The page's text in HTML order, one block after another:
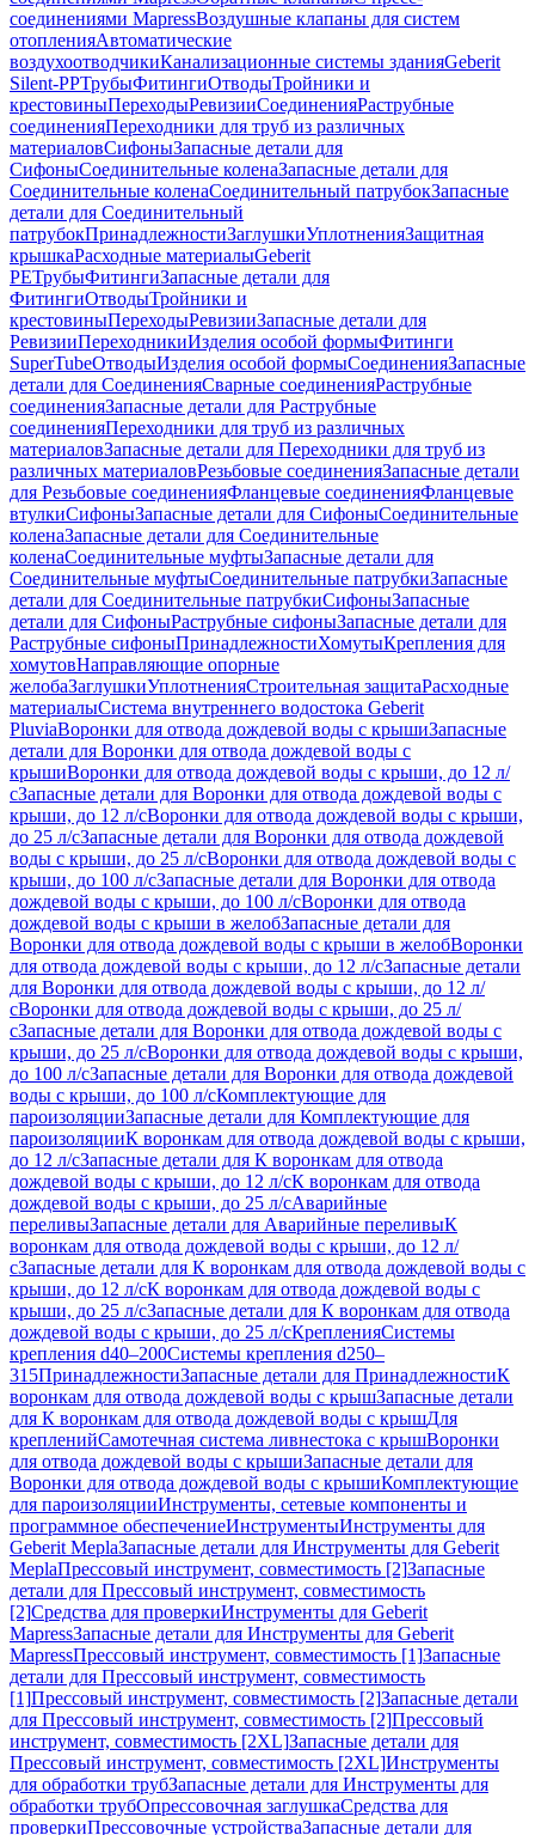
соединениями MapressВоздушные клапаны для систем
отопленияАвтоматические
воздухоотводчикиКанализационные системы зданияGeberit
Silent-PPТрубыФитингиОтводыТройники и
крестовиныПереходыРевизииСоединенияРаструбные
соединенияПереходники для труб из различных
материаловСифоныЗапасные детали для
СифоныСоединительные коленаЗапасные детали для
Соединительные коленаСоединительный патрубокЗапасные
детали для Соединительный
патрубокПринадлежностиЗаглушкиУплотненияЗащитная
крышкаРасходные материалыGeberit
PEТрубыФитингиЗапасные детали для
ФитингиОтводыТройники и
крестовиныПереходыРевизииЗапасные детали для
РевизииПереходникиИзделия особой формыФитинги
SuperTubeОтводыИзделия особой формыСоединенияЗапасные
детали для СоединенияСварные соединенияРаструбные
соединенияЗапасные детали для Раструбные
соединенияПереходники для труб из различных
материаловЗапасные детали для Переходники для труб из
различных материаловРезьбовые соединенияЗапасные детали
для Резьбовые соединенияФланцевые соединенияФланцевые
втулкиСифоныЗапасные детали для СифоныСоединительные
коленаЗапасные детали для Соединительные
коленаСоединительные муфтыЗапасные детали для
Соединительные муфтыСоединительные патрубкиЗапасные
детали для Соединительные патрубкиСифоныЗапасные
детали для СифоныРаструбные сифоныЗапасные детали для
Раструбные сифоныПринадлежностиХомутыКрепления для
хомутовНаправляющие опорные
желобаЗаглушкиУплотненияСтроительная защитаРасходные
материалыСистема внутреннего водостока Geberit
PluviaВоронки для отвода дождевой воды с крышиЗапасные
детали для Воронки для отвода дождевой воды с
крышиВоронки для отвода дождевой воды с крыши, до 12 л/
сЗапасные детали для Воронки для отвода дождевой воды с
крыши, до 12 л/сВоронки для отвода дождевой воды с крыши,
до 25 л/сЗапасные детали для Воронки для отвода дождевой
воды с крыши, до 25 л/сВоронки для отвода дождевой воды с
крыши, до 100 л/сЗапасные детали для Воронки для отвода
дождевой воды с крыши, до 100 л/сВоронки для отвода
дождевой воды с крыши в желобЗапасные детали для
Воронки для отвода дождевой воды с крыши в желобВоронки
для отвода дождевой воды с крыши, до 12 л/сЗапасные детали
для Воронки для отвода дождевой воды с крыши, до 12 л/
сВоронки для отвода дождевой воды с крыши, до 25 л/
сЗапасные детали для Воронки для отвода дождевой воды с
крыши, до 25 л/сВоронки для отвода дождевой воды с крыши,
до 100 л/сЗапасные детали для Воронки для отвода дождевой
воды с крыши, до 100 л/сКомплектующие для
пароизоляцииЗапасные детали для Комплектующие для
пароизоляцииК воронкам для отвода дождевой воды с крыши,
до 12 л/сЗапасные детали для К воронкам для отвода
дождевой воды с крыши, до 12 л/сК воронкам для отвода
дождевой воды с крыши, до 25 л/сАварийные
переливыЗапасные детали для Аварийные переливыК
воронкам для отвода дождевой воды с крыши, до 12 л/
сЗапасные детали для К воронкам для отвода дождевой воды с
крыши, до 12 л/сК воронкам для отвода дождевой воды с
крыши, до 25 л/сЗапасные детали для К воронкам для отвода
дождевой воды с крыши, до 25 л/сКрепленияСистемы
крепления d40–200Системы крепления d250–
315ПринадлежностиЗапасные детали для ПринадлежностиК
воронкам для отвода дождевой воды с крышЗапасные детали
для К воронкам для отвода дождевой воды с крышДля
крепленийСамотечная система ливнестока с крышВоронки
для отвода дождевой воды с крышиЗапасные детали для
Воронки для отвода дождевой воды с крышиКомплектующие
для пароизоляцииИнструменты, сетевые компоненты и
программное обеспечениеИнструментыИнструменты для
Geberit MeplaЗапасные детали для Инструменты для Geberit
MeplaПрессовый инструмент, совместимость [2]Запасные
детали для Прессовый инструмент, совместимость
[2]Средства для проверкиИнструменты для Geberit
MapressЗапасные детали для Инструменты для Geberit
MapressПрессовый инструмент, совместимость [1]Запасные
детали для Прессовый инструмент, совместимость
[1]Прессовый инструмент, совместимость [2]Запасные детали
для Прессовый инструмент, совместимость [2]Прессовый
инструмент, совместимость [2XL]Запасные детали для
Прессовый инструмент, совместимость [2XL]Инструменты
для обработки трубЗапасные детали для Инструменты для
обработки трубОпрессовочная заглушкаСредства для
проверкиПрессовочные устройстваЗапасные детали для